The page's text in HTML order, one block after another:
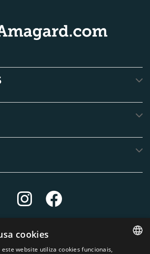
cookies
website utiliza cookies funcionais,